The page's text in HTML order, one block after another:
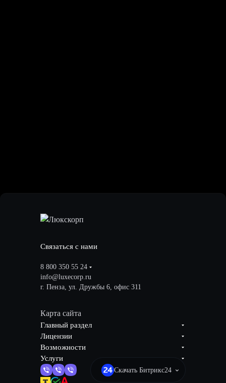
Связаться с нами
8 800 350 55 24
info@luxecorp.ru
г. Пенза, ул. Дружбы 6, офис 311
Карта сайта
Главный раздел
Лицензии
Возможности
Услуги
Скачать Битрикс24